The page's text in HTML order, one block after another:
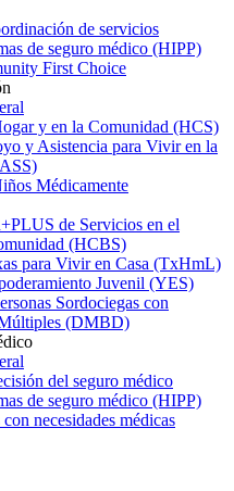
de servicios
de seguro médico (HIPP)
First Choice
y en la Comunidad (HCS)
y Asistencia para Vivir en la
Médicamente
de Servicios en el
(HCBS)
para Vivir en Casa (TxHmL)
Juvenil (YES)
Sordociegas con
(DMBD)
del seguro médico
de seguro médico (HIPP)
necesidades médicas